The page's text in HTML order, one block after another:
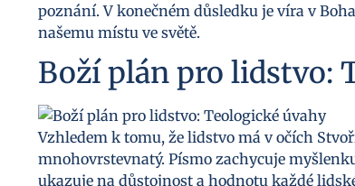
poznání. V konečném důsledku je víra v
našemu místu ve světě.
Boží plán pro lidstvo:
Vzhledem k tomu, že lidstvo má v očích
mnohovrstevnatý. Písmo zachycuje
ukazuje na důstojnost a hodnotu každé